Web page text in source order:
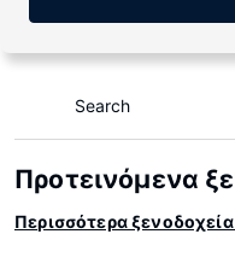
Search
Προτεινόμενα
Περισσότερα